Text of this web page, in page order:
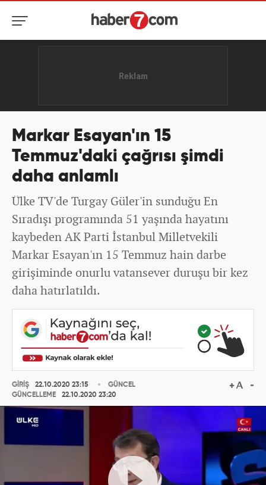
Markar Esayan'ın 15
Temmuz'daki çağrısı şimdi
daha anlamlı
Ülke TV'de Turgay Güler'in sunduğu En
Sıradışı programında 51 yaşında hayatını
kaybeden AK Parti İstanbul Milletvekili
Markar Esayan'ın 15 Temmuz hain darbe
girişiminde onurlu vatansever duruşu bir kez
daha hatırlatıldı.
GİRİŞ
22.10.2020 23:15
GÜNCELLEME
22.10.2020 23:20
GÜNCEL